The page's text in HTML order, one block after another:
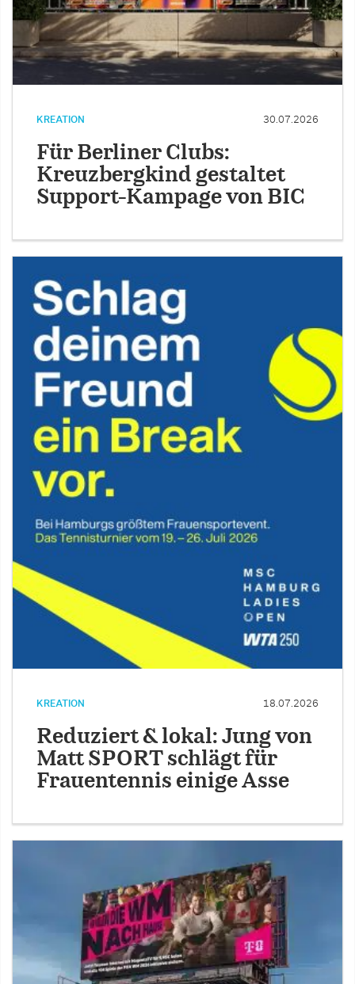
KREATION 30.07.2026
Für Berliner Clubs:
Kreuzbergkind gestaltet
Support-Kampage von BIC
KREATION 18.07.2026
Reduziert & lokal: Jung von
Matt SPORT schlägt für
Frauentennis einige Asse